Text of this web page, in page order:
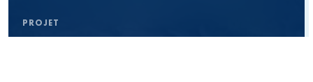
PROJET